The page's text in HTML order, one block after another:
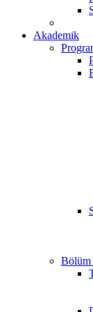
Akademik